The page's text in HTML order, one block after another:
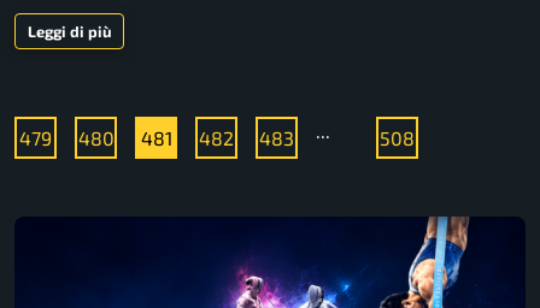
Leggi di più
479 480 481 482 483 ... 508